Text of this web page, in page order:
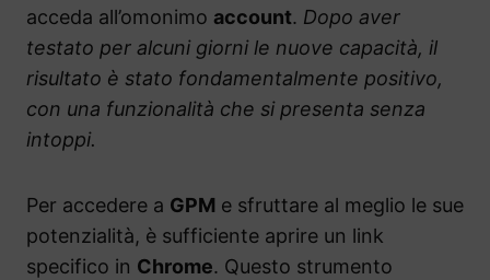
acceda all’omonimo account. Dopo aver
testato per alcuni giorni le nuove capacità, il
risultato è stato fondamentalmente positivo,
con una funzionalità che si presenta senza
intoppi.
Per accedere a GPM e sfruttare al meglio le sue
potenzialità, è sufficiente aprire un link
specifico in Chrome. Questo strumento